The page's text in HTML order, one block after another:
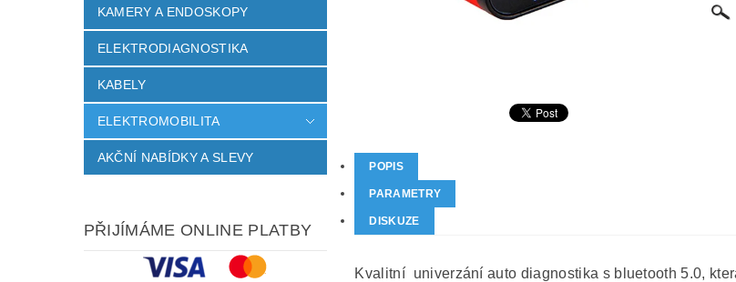
KAMERY A ENDOSKOPY
ELEKTRODIAGNOSTIKA
KABELY
ELEKTROMOBILITA
AKČNÍ NABÍDKY A SLEVY
PŘIJÍMÁME ONLINE PLATBY
POPIS
PARAMETRY
DISKUZE
Kvalitní univerzání auto diagnostika s bluetooth 5.0,